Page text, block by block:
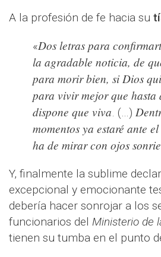
A la profesión de fe hacia su
«Dos letras para
la agradable noticia, de
para morir bien, si Dios
para vivir mejor que hasta
dispone que viva. (…)
momentos ya estaré ante
ha de mirar con ojos
Y, finalmente la sublime
excepcional y emocionante
debería hacer sonrojar a los
funcionarios del Ministerio de
tienen su tumba en el punto